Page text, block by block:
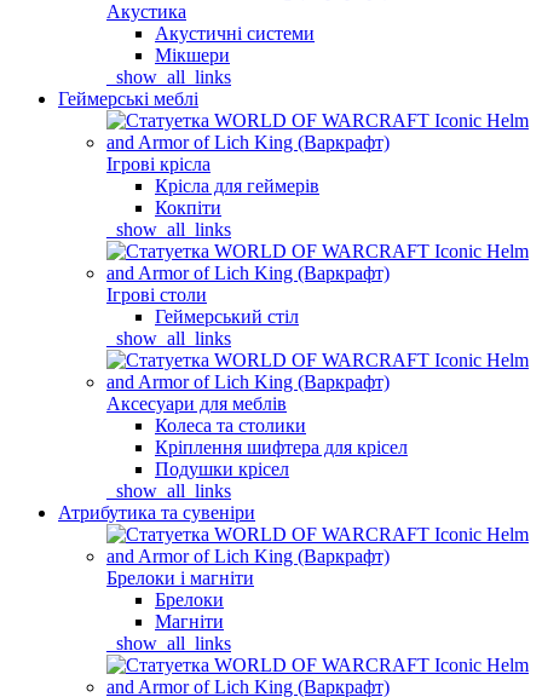
Акустика
Акустичні системи
Мікшери
_show_all_links
Геймерські меблі
Ігрові крісла
Крісла для геймерів
Кокпіти
_show_all_links
Ігрові столи
Геймерський стіл
_show_all_links
Аксесуари для меблів
Колеса та столики
Кріплення шифтера для крісел
Подушки крісел
_show_all_links
Атрибутика та сувеніри
Брелоки і магніти
Брелоки
Магніти
_show_all_links